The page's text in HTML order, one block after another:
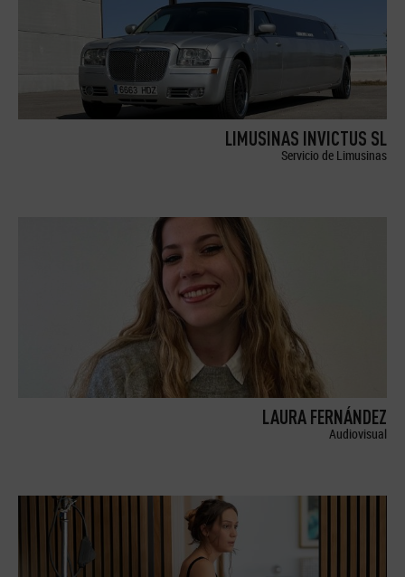
LIMUSINAS INVICTUS SL
Servicio de Limusinas
LAURA FERNÁNDEZ
Audiovisual